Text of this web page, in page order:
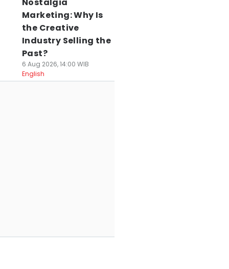
Marketing: Why Is
the Creative
Industry Selling the
Past?
6 Aug 2026, 14:00 WIB
English